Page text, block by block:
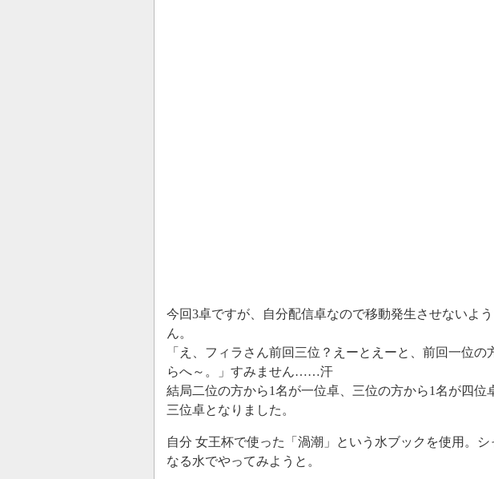
今回3卓ですが、自分配信卓なので移動発生させないよ
ん。
「え、フィラさん前回三位？えーとえーと、前回一位
らへ～。」すみません……汗
結局二位の方から1名が一位卓、三位の方から1名が四位
三位卓となりました。
自分 女王杯で使った「渦潮」という水ブックを使用。
なる水でやってみようと。